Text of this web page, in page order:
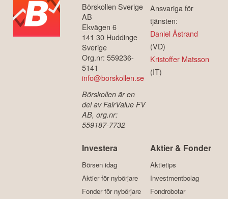
Börskollen Sverige
AB
Ekvägen 6
141 30 Huddinge
Sverige
Org.nr: 559236-
5141
info@borskollen.se
Börskollen är en
del av FairValue FV
AB, org.nr:
559187-7732
Ansvariga för
tjänsten:
Daniel Åstrand
(VD)
Kristoffer Matsson
(IT)
Investera
Börsen idag
Aktier för nybörjare
Fonder för nybörjare
Aktier & Fonder
Aktietips
Investmentbolag
Fondrobotar